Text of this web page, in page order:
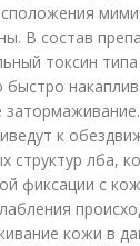
В состав
токсин
быстро
к
структур лба,
фиксации с
кожи в